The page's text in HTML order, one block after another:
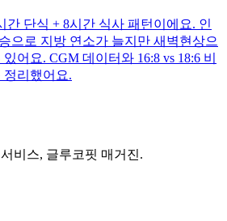
간 단식 + 8시간 식사 패턴이에요. 인
으로 지방 연소가 늘지만 새벽현상으
어요. CGM 데이터와 16:8 vs 18:6 비
정리했어요.
비스, 글루코핏 매거진.